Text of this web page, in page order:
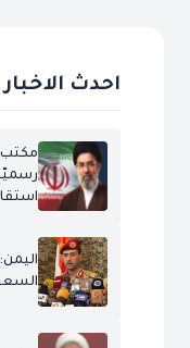
احدث الاخبار
مكتب